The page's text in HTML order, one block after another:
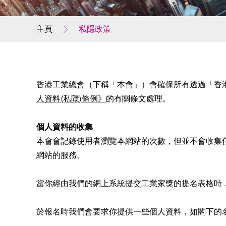
主頁 私隱政策
香港工業總會（下稱「本會」）會確保所有透過「
人資料(私隱)條例》 的有關條文處理。
個人資料的收集
本會會記錄使用者瀏覽本網站的次數，但並不會收
網站的服務。
當你經由我們的網上系統提交工業家獎的提名表格
於報名時我們會要求你提供一些個人資料，如閣下